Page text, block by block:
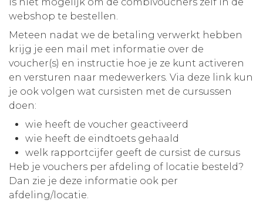
webshop te bestellen.
Meteen nadat we de betaling verwerkt hebben
krijg je een mail met informatie over de
voucher(s) en instructie hoe je ze kunt activeren
en versturen naar medewerkers. Via deze link kun
je ook volgen wat cursisten met de cursussen
doen:
wie heeft de voucher geactiveerd
wie heeft de eindtoets gehaald
welk rapportcijfer geeft de cursist de cursus
Heb je vouchers per afdeling of locatie besteld?
Dan zie je deze informatie ook per
afdeling/locatie.